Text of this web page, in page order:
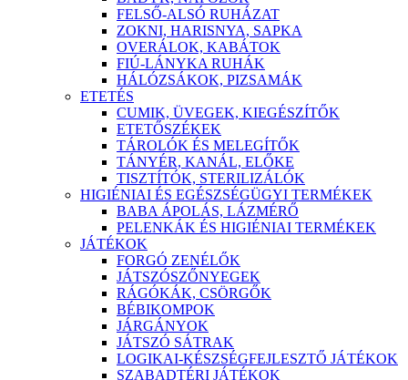
FELSŐ-ALSÓ RUHÁZAT
ZOKNI, HARISNYA, SAPKA
OVERÁLOK, KABÁTOK
FIÚ-LÁNYKA RUHÁK
HÁLÓZSÁKOK, PIZSAMÁK
ETETÉS
CUMIK, ÜVEGEK, KIEGÉSZÍTŐK
ETETŐSZÉKEK
TÁROLÓK ÉS MELEGÍTŐK
TÁNYÉR, KANÁL, ELŐKE
TISZTÍTÓK, STERILIZÁLÓK
HIGIÉNIAI ÉS EGÉSZSÉGÜGYI TERMÉKEK
BABA ÁPOLÁS, LÁZMÉRŐ
PELENKÁK ÉS HIGIÉNIAI TERMÉKEK
JÁTÉKOK
FORGÓ ZENÉLŐK
JÁTSZÓSZŐNYEGEK
RÁGÓKÁK, CSÖRGŐK
BÉBIKOMPOK
JÁRGÁNYOK
JÁTSZÓ SÁTRAK
LOGIKAI-KÉSZSÉGFEJLESZTŐ JÁTÉKOK
SZABADTÉRI JÁTÉKOK